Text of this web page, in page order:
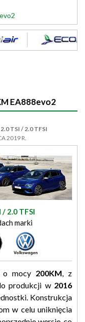
EA888evo2
TSI / 2.0 TFSI
2019 R.
2.0 TFSI
marki
o mocy 200KM, z
produkcji w 2016
Konstrukcja
w celu uniknięcia